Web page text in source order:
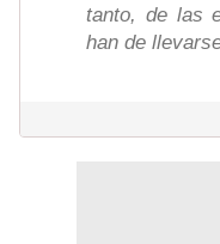
tanto, de las
han de